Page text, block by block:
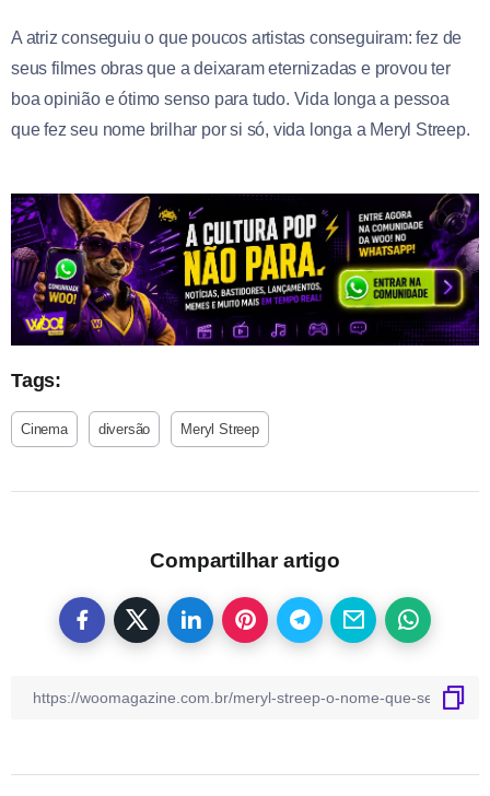
A atriz conseguiu o que poucos artistas conseguiram: fez de
seus filmes obras que a deixaram eternizadas e provou ter
boa opinião e ótimo senso para tudo. Vida longa a pessoa
que fez seu nome brilhar por si só, vida longa a Meryl Streep.
Tags:
Cinema diversão Meryl Streep
Compartilhar artigo